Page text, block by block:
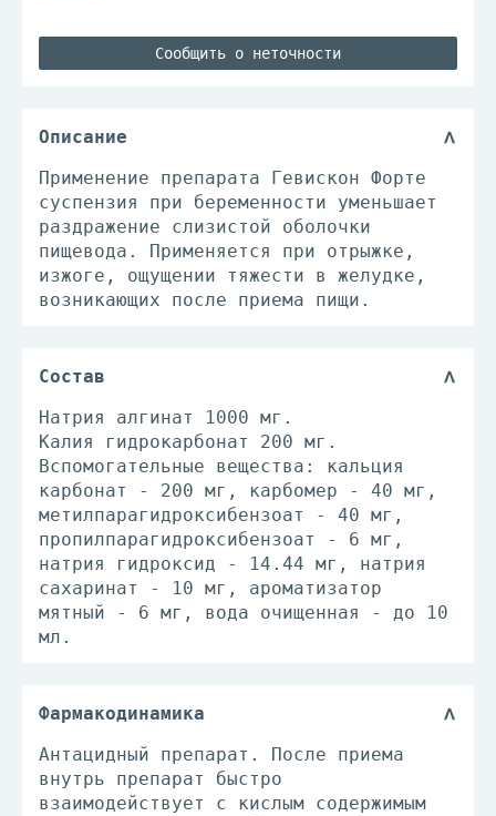
Сообщить о неточности
Описание
Применение препарата Гевискон Форте
суспензия при беременности уменьшает
раздражение слизистой оболочки
пищевода. Применяется при отрыжке,
изжоге, ощущении тяжести в желудке,
возникающих после приема пищи.
Состав
Натрия алгинат 1000 мг.
Калия гидрокарбонат 200 мг.
Вспомогательные вещества: кальция
карбонат - 200 мг, карбомер - 40 мг,
метилпарагидроксибензоат - 40 мг,
пропилпарагидроксибензоат - 6 мг,
натрия гидроксид - 14.44 мг, натрия
сахаринат - 10 мг, ароматизатор
мятный - 6 мг, вода очищенная - до 10
мл.
Фармакодинамика
Антацидный препарат. После приема
внутрь препарат быстро
взаимодействует с кислым содержимым